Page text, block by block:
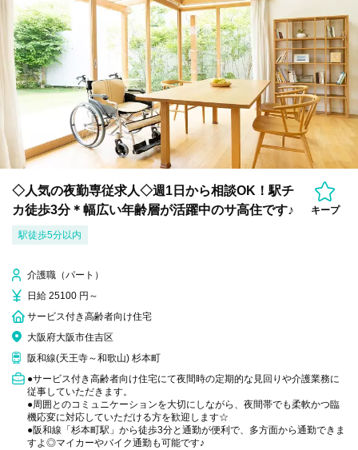
◇人気の夜勤専従求人◇週1日から相談OK！駅チ
カ徒歩3分＊幅広い年齢層が活躍中のサ高住です♪
キープ
駅徒歩5分以内
介護職（パート）
日給 25100 円～
サービス付き高齢者向け住宅
大阪府大阪市住吉区
阪和線(天王寺～和歌山) 杉本町
●サービス付き高齢者向け住宅にて夜間時の定期的な見回りや介護業務に
従事していただきます。
●周囲とのコミュニケーションを大切にしながら、夜間帯でも柔軟かつ臨
機応変に対応していただける方を歓迎します☆
●阪和線「杉本町駅」から徒歩3分と通勤が便利で、多方面から通勤できま
すよ◎マイカーやバイク通勤も可能です♪